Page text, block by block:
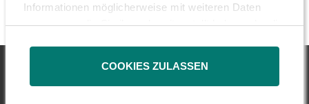
Informationen möglicherweise mit weiteren Daten
zusammen, die Sie ihnen bereitgestellt haben oder die
COOKIES ZULASSEN
gewährleisten“, so Tüngler.